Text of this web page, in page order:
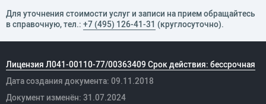
Для уточнения стоимости услуг и записи на прием обращайтесь
в справочную, тел.: +7 (495) 126-41-31 (круглосуточно).
Лицензия Л041-00110-77/00363409 Срок действия: бессрочная
Дата создания документа: 09.11.2018
Документ изменён: 31.07.2024